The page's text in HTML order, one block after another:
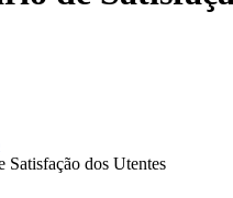
Satisfação dos Utentes